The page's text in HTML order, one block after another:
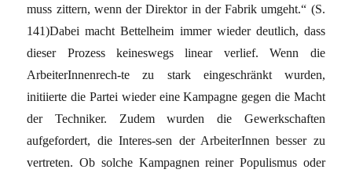
muss zittern, wenn der Direktor in der Fabrik umgeht.“ (S.
141)Dabei macht Bettelheim immer wieder deutlich, dass
dieser Prozess keineswegs linear verlief. Wenn die
ArbeiterInnenrech-te zu stark eingeschränkt wurden,
initiierte die Partei wieder eine Kampagne gegen die Macht
der Techniker. Zudem wurden die Gewerkschaften
aufgefordert, die Interes-sen der ArbeiterInnen besser zu
vertreten. Ob solche Kampagnen reiner Populismus oder